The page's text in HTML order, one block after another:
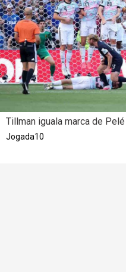
Tillman iguala marca de
Jogada10